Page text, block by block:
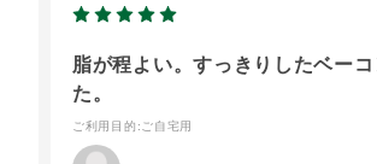
脂が程よい。すっきりしたベーコ
た。
ご利用目的 :ご自宅用